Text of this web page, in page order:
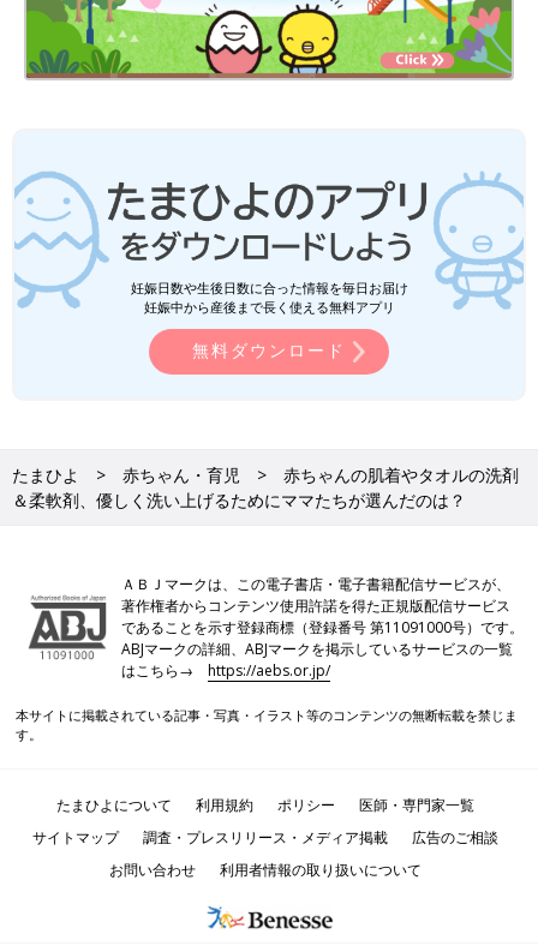
妊娠日数や生後日数に合った情報を毎日お届け
妊娠中から産後まで長く使える無料アプリ
無料ダウンロード
たまひよ 赤ちゃん・育児
赤ちゃんの肌着やタオルの洗剤
＆柔軟剤、優しく洗い上げるためにママたちが選んだのは？
ＡＢＪマークは、この電子書店・電子書籍配信サービスが、
著作権者からコンテンツ使用許諾を得た正規版配信サービス
であることを示す登録商標（登録番号 第11091000号）です。
ABJマークの詳細、ABJマークを掲示しているサービスの一覧
はこちら→https://aebs.or.jp/
本サイトに掲載されている記事・写真・イラスト等のコンテンツの無断転載を禁じま
す。
たまひよについて 利用規約 ポリシー
医師・専門家一覧
サイトマップ
調査・プレスリリース・メディア掲載
広告のご相談
お問い合わせ
利用者情報の取り扱いについて